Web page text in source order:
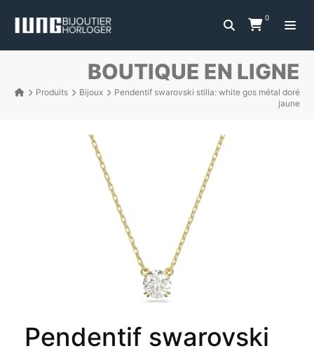
0
BOUTIQUE EN LIGNE
Produits Bijoux
Pendentif swarovski stilla: white gos métal doré
jaune
Pendentif swarovski